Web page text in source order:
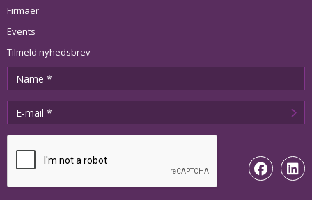
Firmaer
Events
Tilmeld nyhedsbrev